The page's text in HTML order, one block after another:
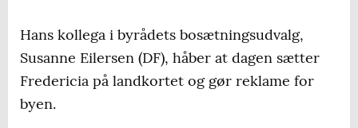
helt tæt på de professionelle cykelryttere og
holdbusserne
Hans kollega i byrådets bosætningsudvalg,
Susanne Eilersen (DF), håber at dagen sætter
Fredericia på landkortet og gør reklame for
byen.